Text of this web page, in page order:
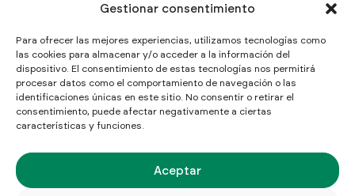
Gestionar consentimiento
Para ofrecer las mejores experiencias, utilizamos tecnologías como
las cookies para almacenar y/o acceder a la información del
dispositivo. El consentimiento de estas tecnologías nos permitirá
procesar datos como el comportamiento de navegación o las
identificaciones únicas en este sitio. No consentir o retirar el
consentimiento, puede afectar negativamente a ciertas
características y funciones.
Aceptar
Aviso Legal Política de Privacidad Política de cookies
©Copyright 2026 Afepadi